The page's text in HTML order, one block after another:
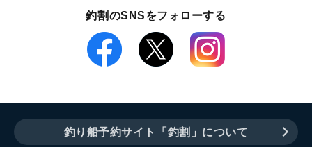
釣割のSNSをフォローする
釣り船予約サイト「釣割」について